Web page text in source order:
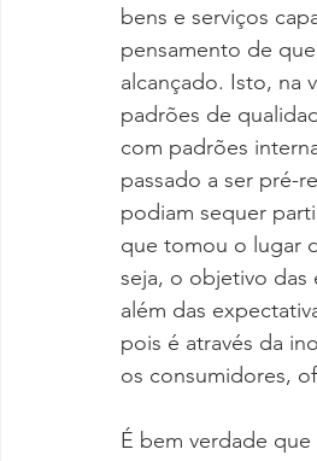
bens e serviços
pensamento de
alcançado. Isto, na
padrões de
com padrões
passado a ser pré-
podiam sequer
que tomou o lugar
seja, o objetivo das
além das
pois é através da
os consumidores,
É bem verdade